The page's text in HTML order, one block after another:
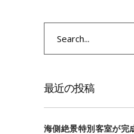
最近の投稿
海側絶景特別客室が完